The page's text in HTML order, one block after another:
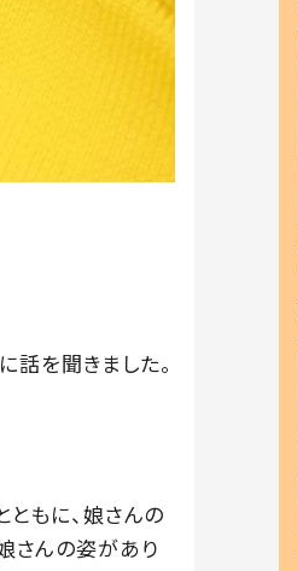
話を聞きました。
もに、娘さんの
さんの姿があり